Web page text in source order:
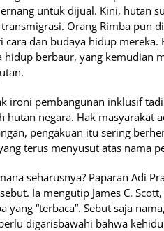
untuk dijual. Kini, hutan
Orang Rimba pun
cara dan budaya hidup mereka.
hidup berbaur, yang kemudian
ironi pembangunan inklusif
hutan negara. Hak masyarakat
pengakuan itu sering
terus menyusut atas nama
seharusnya? Paparan Adi
Ia mengutip James C.
yang “terbaca”. Sebut saja
digarisbawahi bahwa